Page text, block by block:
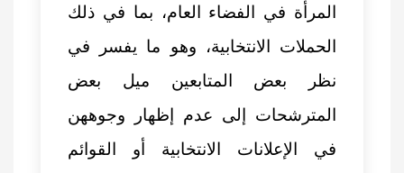
المرأة في الفضاء العام، بما في ذلك
الحملات الانتخابية، وهو ما يفسر في
نظر بعض المتابعين ميل بعض
المترشحات إلى عدم إظهار وجوههن
في الإعلانات الانتخابية أو القوائم